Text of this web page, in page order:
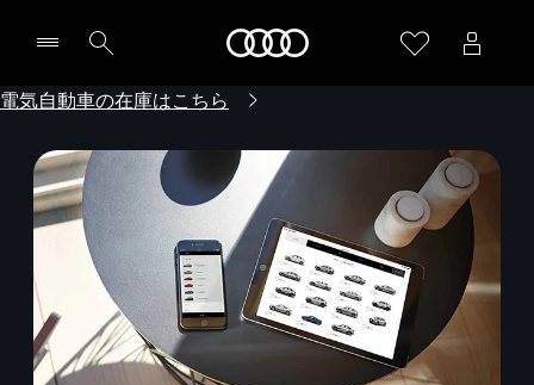
電気自動車の在庫はこちら